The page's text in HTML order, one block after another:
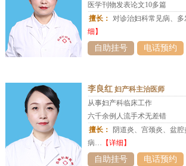
医学刊物发表论文10多篇
擅长： 对诊治妇科常见病、
细】
自助挂号 电话预约
李良红妇产科主治医师
从事妇产科临床工作
六千余例人流手术无差错
擅长：
阴道炎、宫颈炎、盆
病… 【详细】
自助挂号 电话预约